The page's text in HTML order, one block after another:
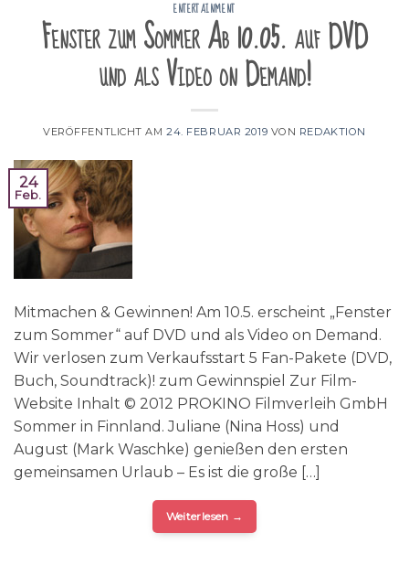
ENTERTAINMENT
Fenster zum Sommer Ab 10.05. auf DVD
und als Video on Demand!
VERÖFFENTLICHT AM24. FEBRUAR 2019 VON REDAKTION
24
Feb.
Mitmachen & Gewinnen! Am 10.5. erscheint „Fenster
zum Sommer“ auf DVD und als Video on Demand.
Wir verlosen zum Verkaufsstart 5 Fan-Pakete (DVD,
Buch, Soundtrack)! zum Gewinnspiel Zur Film-
Website Inhalt © 2012 PROKINO Filmverleih GmbH
Sommer in Finnland. Juliane (Nina Hoss) und
August (Mark Waschke) genießen den ersten
gemeinsamen Urlaub – Es ist die große […]
Weiterlesen →